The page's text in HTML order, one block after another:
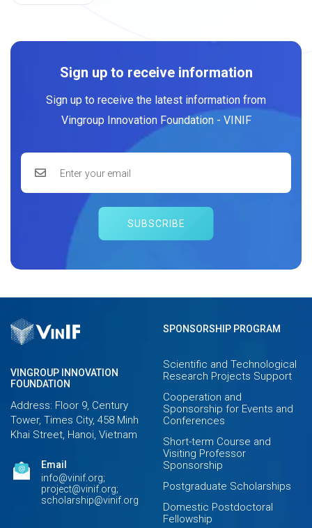
Sign up to receive information
Sign up to receive the latest information from
Vingroup Innovation Foundation - VINIF
SUBSCRIBE
VINGROUP INNOVATION
FOUNDATION
Address: Floor 9, Century
Tower, Times City, 458 Minh
Khai Street, Hanoi, Vietnam
Email
info@vinif.org;
project@vinif.org;
scholarship@vinif.org
SPONSORSHIP PROGRAM
Scientific and Technological
Research Projects Support
Cooperation and
Sponsorship for Events and
Conferences
Short-term Course and
Visiting Professor
Sponsorship
Postgraduate Scholarships
Domestic Postdoctoral
Fellowship